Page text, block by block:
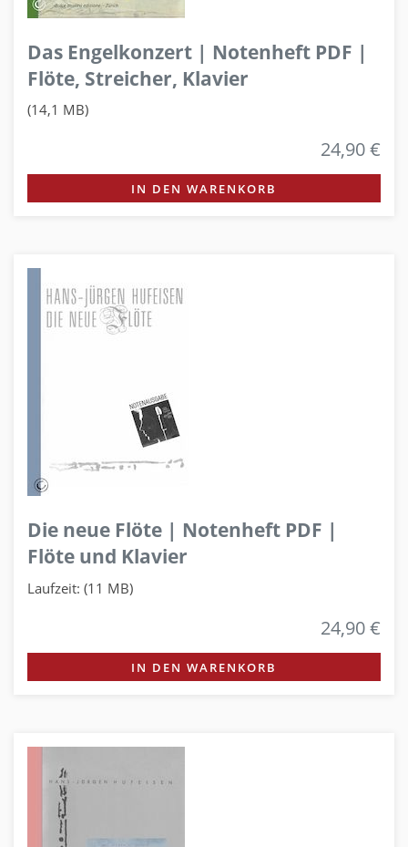
Das Engelkonzert | Notenheft PDF |
Flöte, Streicher, Klavier
(14,1 MB)
24,90 €
IN DEN WARENKORB
Die neue Flöte | Notenheft PDF |
Flöte und Klavier
Laufzeit: (11 MB)
24,90 €
IN DEN WARENKORB